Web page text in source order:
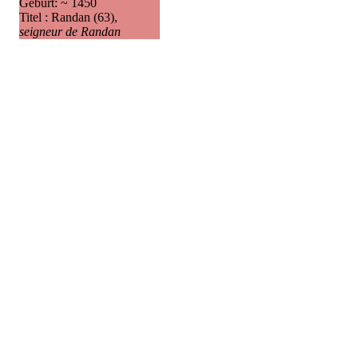
Geburt: ~ 1450
Titel : Randan (63),
seigneur de Randan